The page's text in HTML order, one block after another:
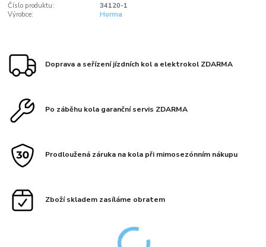
Číslo produktu:
34120-1
Výrobce:
Horma
Doprava a seřízení jízdních kol a elektrokol ZDARMA
Po záběhu kola garanční servis ZDARMA
Prodloužená záruka na kola při mimosezónním nákupu
Zboží skladem zasíláme obratem